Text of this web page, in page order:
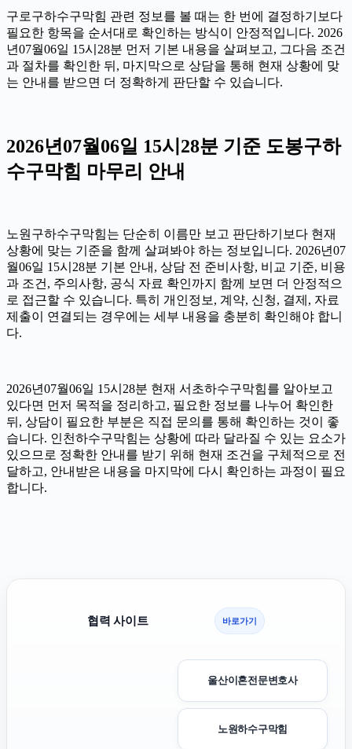
구로구하수구막힘 관련 정보를 볼 때는 한 번에 결정하기보다
필요한 항목을 순서대로 확인하는 방식이 안정적입니다. 2026
년07월06일 15시28분 먼저 기본 내용을 살펴보고, 그다음 조건
과 절차를 확인한 뒤, 마지막으로 상담을 통해 현재 상황에 맞
는 안내를 받으면 더 정확하게 판단할 수 있습니다.
2026년07월06일 15시28분 기준 도봉구하
수구막힘 마무리 안내
노원구하수구막힘는 단순히 이름만 보고 판단하기보다 현재
상황에 맞는 기준을 함께 살펴봐야 하는 정보입니다. 2026년07
월06일 15시28분 기본 안내, 상담 전 준비사항, 비교 기준, 비용
과 조건, 주의사항, 공식 자료 확인까지 함께 보면 더 안정적으
로 접근할 수 있습니다. 특히 개인정보, 계약, 신청, 결제, 자료
제출이 연결되는 경우에는 세부 내용을 충분히 확인해야 합니
다.
2026년07월06일 15시28분 현재 서초하수구막힘를 알아보고
있다면 먼저 목적을 정리하고, 필요한 정보를 나누어 확인한
뒤, 상담이 필요한 부분은 직접 문의를 통해 확인하는 것이 좋
습니다. 인천하수구막힘는 상황에 따라 달라질 수 있는 요소가
있으므로 정확한 안내를 받기 위해 현재 조건을 구체적으로 전
달하고, 안내받은 내용을 마지막에 다시 확인하는 과정이 필요
합니다.
협력 사이트 바로가기
울산이혼전문변호사
노원하수구막힘